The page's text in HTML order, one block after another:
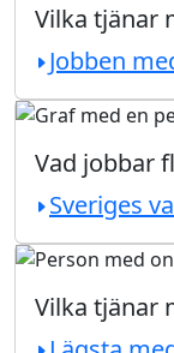
Vilka tjänar
Jobben
Vad jobbar
Sveriges
Vilka tjänar